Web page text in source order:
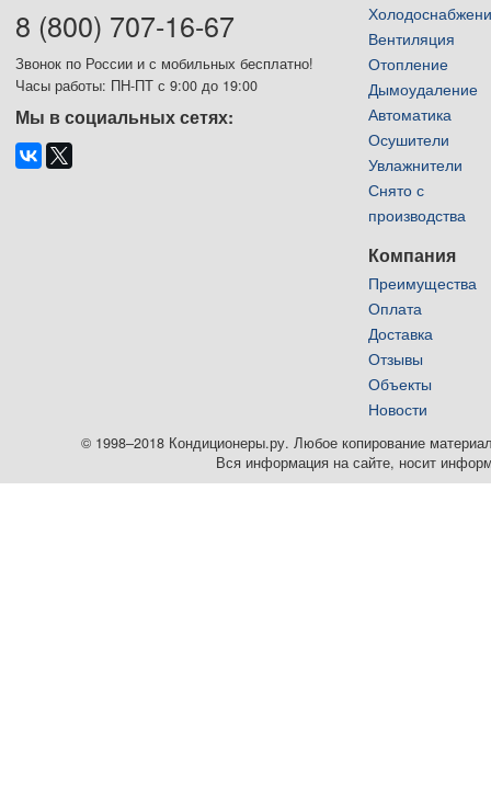
8 (800) 707-16-67
Звонок по России и с мобильных бесплатно!
Часы работы: ПН-ПТ с 9:00 до 19:00
Мы в социальных сетях:
Вентиляция
Отопление
Дымоудаление
Автоматика
Осушители
Увлажнители
Снято с
производства
Компания
Преимущества
Оплата
Доставка
Отзывы
Объекты
Новости
© 1998–2018 Кондиционеры.ру. Любое копирование
Вся информация на сайте, носит